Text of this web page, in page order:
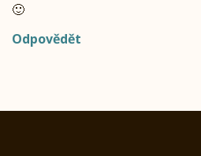
🙂
Odpovědět